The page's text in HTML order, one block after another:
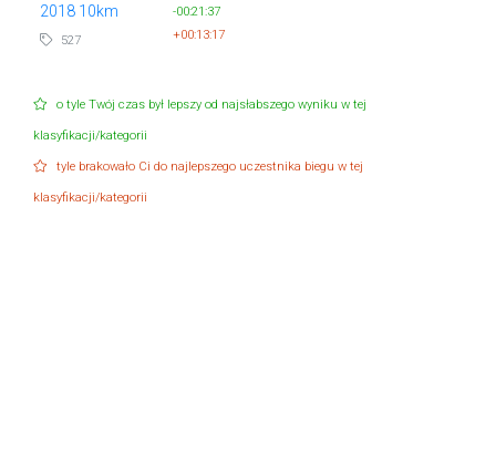
2018 10km
527
-00:21:37
+00:13:17
o tyle Twój czas był lepszy od najsłabszego wyniku w tej
klasyfikacji/kategorii
tyle brakowało Ci do najlepszego uczestnika biegu w tej
klasyfikacji/kategorii